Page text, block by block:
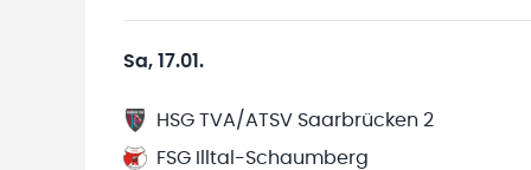
Sa, 17.01.
HSG TVA/ATSV Saarbrücken 2
FSG Illtal-Schaumberg